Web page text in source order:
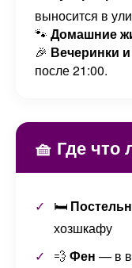
выносится в
🐾 Домашние
🎉 Вечеринки
после 21:00.
🧺 Где что
🛏️
хозшкафу
💨 Фен — в